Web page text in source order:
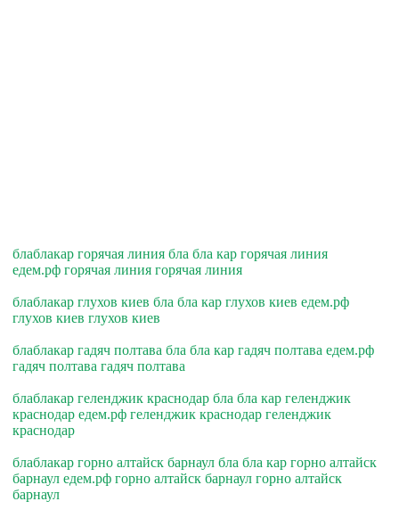
блаблакар горячая линия бла бла кар горячая линия
едем.рф горячая линия горячая линия
блаблакар глухов киев бла бла кар глухов киев едем.рф
глухов киев глухов киев
блаблакар гадяч полтава бла бла кар гадяч полтава едем.рф
гадяч полтава гадяч полтава
блаблакар геленджик краснодар бла бла кар геленджик
краснодар едем.рф геленджик краснодар геленджик
краснодар
блаблакар горно алтайск барнаул бла бла кар горно алтайск
барнаул едем.рф горно алтайск барнаул горно алтайск
барнаул